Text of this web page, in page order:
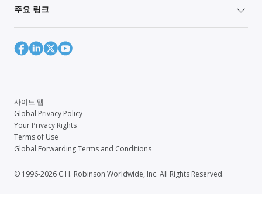
주요 링크
사이트 맵
Global Privacy Policy
Your Privacy Rights
Terms of Use
Global Forwarding Terms and Conditions
© 1996-2026 C.H. Robinson Worldwide, Inc. All Rights Reserved.